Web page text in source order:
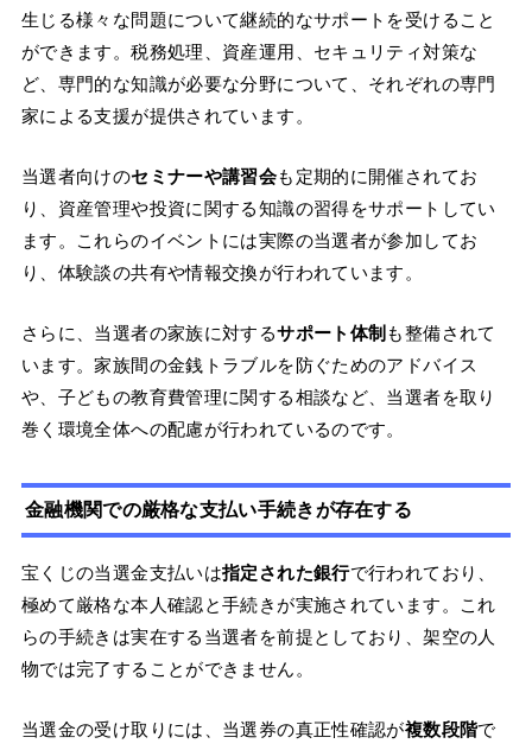
生じる様々な問題について継続的なサポートを受けること
ができます。税務処理、資産運用、セキュリティ対策な
ど、専門的な知識が必要な分野について、それぞれの専門
家による支援が提供されています。
当選者向けのセミナーや講習会も定期的に開催されてお
り、資産管理や投資に関する知識の習得をサポートしてい
ます。これらのイベントには実際の当選者が参加してお
り、体験談の共有や情報交換が行われています。
さらに、当選者の家族に対するサポート体制 も整備されて
います。家族間の金銭トラブルを防ぐためのアドバイス
や、子どもの教育費管理に関する相談など、当選者を取り
巻く環境全体への配慮が行われているのです。
金融機関での厳格な支払い手続きが存在する
宝くじの当選金支払いは指定された銀行で行われており、
極めて厳格な本人確認と手続きが実施されています。これ
らの手続きは実在する当選者を前提としており、架空の人
物では完了することができません。
当選金の受け取りには、当選券の真正性確認が複数段階で